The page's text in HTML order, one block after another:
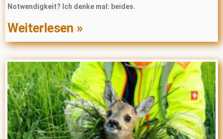
Notwendigkeit? Ich denke mal: beides.
Weiterlesen »